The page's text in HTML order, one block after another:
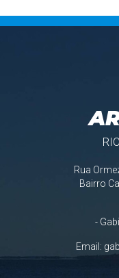
Rua
Bairro
-
Email: